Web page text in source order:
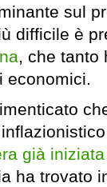
sul
difficile è
, che tanto
economici.
già iniziata
ha trovato